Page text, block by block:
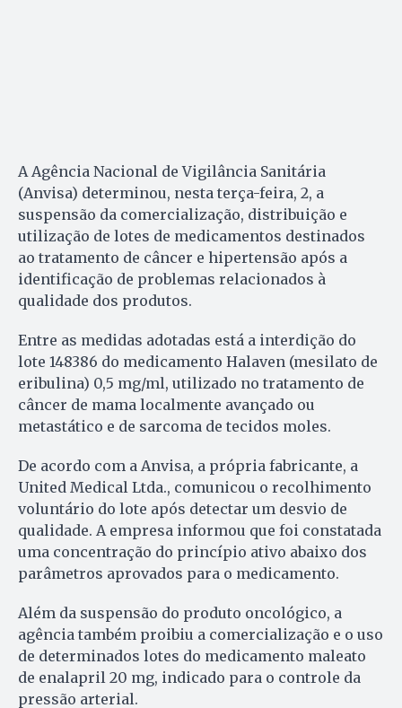
A Agência Nacional de Vigilância Sanitária
(Anvisa) determinou, nesta terça-feira, 2, a
suspensão da comercialização, distribuição e
utilização de lotes de medicamentos destinados
ao tratamento de câncer e hipertensão após a
identificação de problemas relacionados à
qualidade dos produtos.
Entre as medidas adotadas está a interdição do
lote 148386 do medicamento Halaven (mesilato de
eribulina) 0,5 mg/ml, utilizado no tratamento de
câncer de mama localmente avançado ou
metastático e de sarcoma de tecidos moles.
De acordo com a Anvisa, a própria fabricante, a
United Medical Ltda., comunicou o recolhimento
voluntário do lote após detectar um desvio de
qualidade. A empresa informou que foi constatada
uma concentração do princípio ativo abaixo dos
parâmetros aprovados para o medicamento.
Além da suspensão do produto oncológico, a
agência também proibiu a comercialização e o uso
de determinados lotes do medicamento maleato
de enalapril 20 mg, indicado para o controle da
pressão arterial.